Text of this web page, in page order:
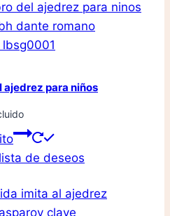
ajedrez para niños
de deseos